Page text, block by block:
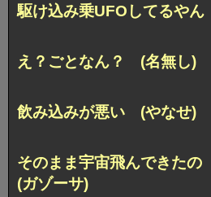
駆け込み乗UFOしてるや
え？ごとなん？ (名無し)
飲み込みが悪い (やなせ)
そのまま宇宙飛んできた
(ガゾーサ)